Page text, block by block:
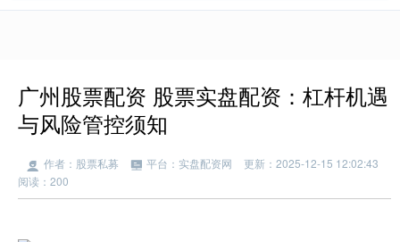
广州股票配资 股票实盘配资：杠杆机遇
与风险管控须知
作者：股票私募 平台：实盘配资网
更新：2025-12-15 12:02:43
阅读：200